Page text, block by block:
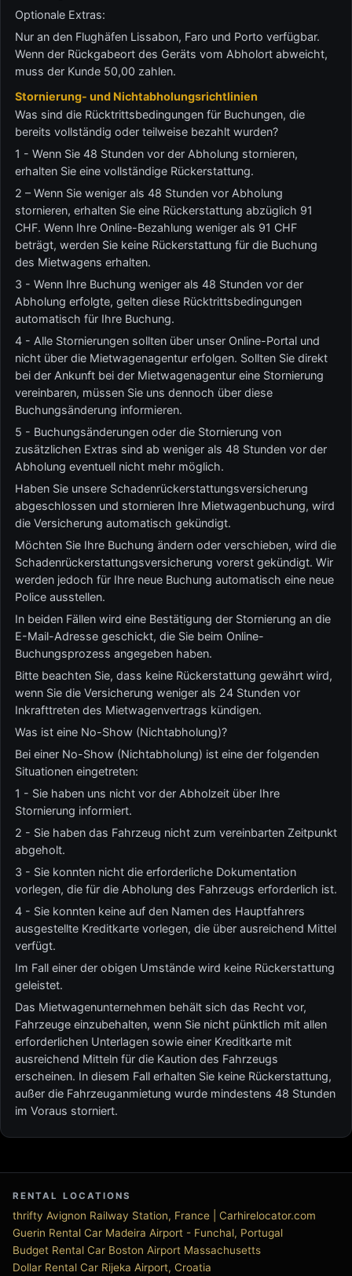
Optionale Extras:
Nur an den Flughäfen Lissabon, Faro und Porto verfügbar.
Wenn der Rückgabeort des Geräts vom Abholort abweicht,
muss der Kunde 50,00 zahlen.
Stornierung- und Nichtabholungsrichtlinien
Was sind die Rücktrittsbedingungen für Buchungen, die
bereits vollständig oder teilweise bezahlt wurden?
1 - Wenn Sie 48 Stunden vor der Abholung stornieren,
erhalten Sie eine vollständige Rückerstattung.
2 – Wenn Sie weniger als 48 Stunden vor Abholung
stornieren, erhalten Sie eine Rückerstattung abzüglich 91
CHF. Wenn Ihre Online-Bezahlung weniger als 91 CHF
beträgt, werden Sie keine Rückerstattung für die Buchung
des Mietwagens erhalten.
3 - Wenn Ihre Buchung weniger als 48 Stunden vor der
Abholung erfolgte, gelten diese Rücktrittsbedingungen
automatisch für Ihre Buchung.
4 - Alle Stornierungen sollten über unser Online-Portal und
nicht über die Mietwagenagentur erfolgen. Sollten Sie direkt
bei der Ankunft bei der Mietwagenagentur eine Stornierung
vereinbaren, müssen Sie uns dennoch über diese
Buchungsänderung informieren.
5 - Buchungsänderungen oder die Stornierung von
zusätzlichen Extras sind ab weniger als 48 Stunden vor der
Abholung eventuell nicht mehr möglich.
Haben Sie unsere Schadenrückerstattungsversicherung
abgeschlossen und stornieren Ihre Mietwagenbuchung, wird
die Versicherung automatisch gekündigt.
Möchten Sie Ihre Buchung ändern oder verschieben, wird die
Schadenrückerstattungsversicherung vorerst gekündigt. Wir
werden jedoch für Ihre neue Buchung automatisch eine neue
Police ausstellen.
In beiden Fällen wird eine Bestätigung der Stornierung an die
E-Mail-Adresse geschickt, die Sie beim Online-
Buchungsprozess angegeben haben.
Bitte beachten Sie, dass keine Rückerstattung gewährt wird,
wenn Sie die Versicherung weniger als 24 Stunden vor
Inkrafttreten des Mietwagenvertrags kündigen.
Was ist eine No-Show (Nichtabholung)?
Bei einer No-Show (Nichtabholung) ist eine der folgenden
Situationen eingetreten:
1 - Sie haben uns nicht vor der Abholzeit über Ihre
Stornierung informiert.
2 - Sie haben das Fahrzeug nicht zum vereinbarten Zeitpunkt
abgeholt.
3 - Sie konnten nicht die erforderliche Dokumentation
vorlegen, die für die Abholung des Fahrzeugs erforderlich ist.
4 - Sie konnten keine auf den Namen des Hauptfahrers
ausgestellte Kreditkarte vorlegen, die über ausreichend Mittel
verfügt.
Im Fall einer der obigen Umstände wird keine Rückerstattung
geleistet.
Das Mietwagenunternehmen behält sich das Recht vor,
Fahrzeuge einzubehalten, wenn Sie nicht pünktlich mit allen
erforderlichen Unterlagen sowie einer Kreditkarte mit
ausreichend Mitteln für die Kaution des Fahrzeugs
erscheinen. In diesem Fall erhalten Sie keine Rückerstattung,
außer die Fahrzeuganmietung wurde mindestens 48 Stunden
im Voraus storniert.
RENTAL LOCATIONS
thrifty Avignon Railway Station, France | Carhirelocator.com
Guerin Rental Car Madeira Airport - Funchal, Portugal
Budget Rental Car Boston Airport Massachusetts
Dollar Rental Car Rijeka Airport, Croatia